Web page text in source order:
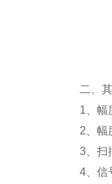
二、
1、幅
2、幅
3、扫
4、信